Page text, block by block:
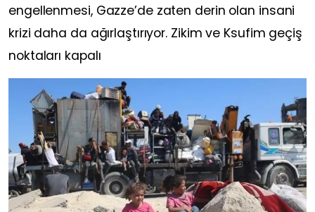
engellenmesi, Gazze’de zaten derin olan insani
krizi daha da ağırlaştırıyor. Zikim ve Ksufim geçiş
noktaları kapalı